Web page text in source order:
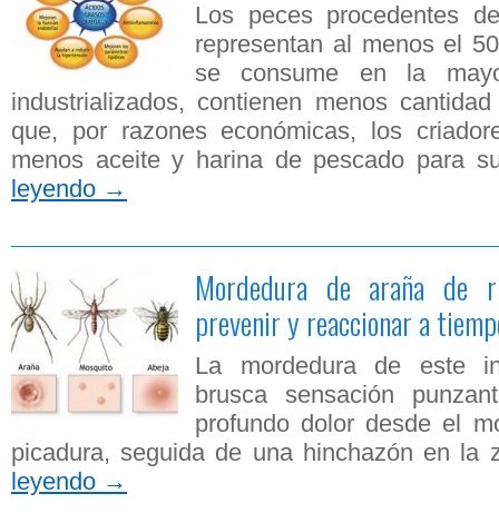
Los peces procedentes
representan al menos el
se consume en la
industrializados, contienen menos
que, por razones económicas, los
menos aceite y harina de pescado para
leyendo →
Mordedura de araña de
prevenir y reaccionar a
La mordedura de este
brusca sensación
profundo dolor desde el
picadura, seguida de una hinchazón en la
leyendo →